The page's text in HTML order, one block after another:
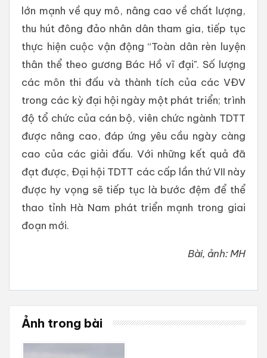
lớn mạnh về quy mô, nâng cao về chất lượng,
thu hút đông đảo nhân dân tham gia, tiếp tục
thực hiện cuộc vận động “Toàn dân rèn luyện
thân thể theo gương Bác Hồ vĩ đại". Số lượng
các môn thi đấu và thành tích của các VĐV
trong các kỳ đại hội ngày một phát triển; trình
độ tổ chức của cán bộ, viên chức ngành TDTT
được nâng cao, đáp ứng yêu cầu ngày càng
cao của các giải đấu. Với những kết quả đã
đạt được, Đại hội TDTT các cấp lần thứ VII này
được hy vọng sẽ tiếp tục là bước đệm để thể
thao tỉnh Hà Nam phát triển mạnh trong giai
đoạn mới.
Bài, ảnh: MH
Ảnh trong bài